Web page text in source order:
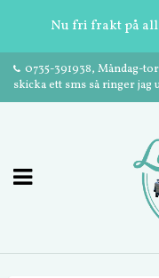
Nu fri frakt på
0735-391938, Måndag-
skicka ett sms så ringer jag